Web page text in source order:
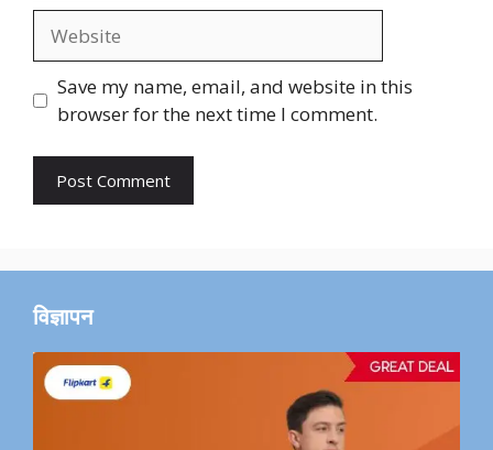
Save my name, email, and website in this
browser for the next time I comment.
विज्ञापन